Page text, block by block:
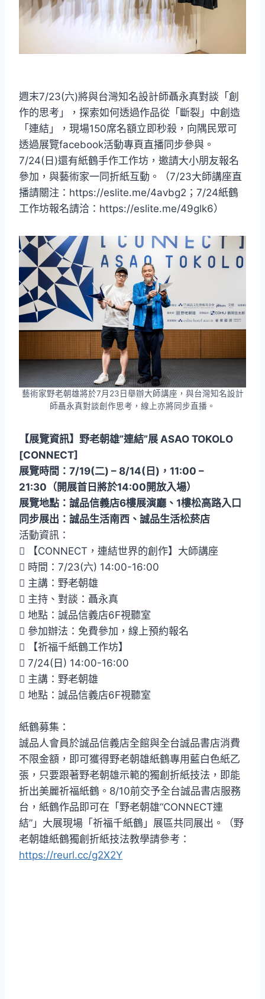
週末7/23(六)將與台灣知名設計師聶永真對談「創
作的思考」，探索如何透過作品從「斷裂」中創造
「連結」，現場150席名額立即秒殺，向隅民眾可
透過展覽facebook活動專頁直播同步參與。
7/24(日)還有紙鶴手作工作坊，邀請大小朋友報名
參加，與藝術家一同折紙互動。（7/23大師講座直
播請關注：https://eslite.me/4avbg2；7/24紙鶴
工作坊報名請洽：https://eslite.me/49glk6）
藝術家野老朝雄將於7月23日舉辦大師講座，與台灣知名設計
師聶永真對談創作思考，線上亦將同步直播。
【展覽資訊】野老朝雄”連結”展 ASAO TOKOLO
[CONNECT]
展覽時間：7/19(二) – 8/14(日)，11:00 –
21:30（開展首日將於14:00開放入場）
展覽地點：誠品信義店6樓展演廳、1樓松高路入口
同步展出：誠品生活南西、誠品生活松菸店
活動資訊：
 【CONNECT，連結世界的創作】大師講座
 時間：7/23(六) 14:00-16:00
 主講：野老朝雄
 主持、對談：聶永真
 地點：誠品信義店6F視聽室
 參加辦法：免費參加，線上預約報名
 【祈福千紙鶴工作坊】
 7/24(日) 14:00-16:00
 主講：野老朝雄
 地點：誠品信義店6F視聽室
紙鶴募集：
誠品人會員於誠品信義店全館與全台誠品書店消費
不限金額，即可獲得野老朝雄紙鶴專用藍白色紙乙
張，只要跟著野老朝雄示範的獨創折紙技法，即能
折出美麗祈福紙鶴。8/10前交予全台誠品書店服務
台，紙鶴作品即可在「野老朝雄“CONNECT連
結”」大展現場「祈福千紙鶴」展區共同展出。（野
老朝雄紙鶴獨創折紙技法教學請參考：
https://reurl.cc/g2X2Y